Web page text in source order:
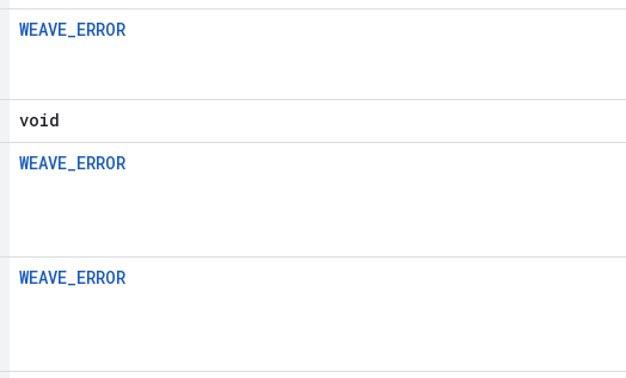
WEAVE_ERROR
void
WEAVE_ERROR
WEAVE_ERROR